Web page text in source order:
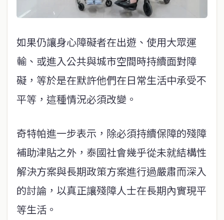
如果仍讓身心障礙者在出遊、使用大眾運
輸、或進入公共與城市空間時持續面對障
礙，等於是在默許他們在日常生活中承受不
平等，這種情況必須改變。
奇特帕進一步表示，除必須持續保障的殘障
補助津貼之外，泰國社會幾乎從未就結構性
解決方案與長期政策方案進行過嚴肅而深入
的討論，以真正讓殘障人士在長期內實現平
等生活。